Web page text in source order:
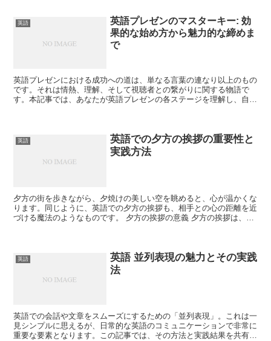
英語
英語プレゼンのマスターキー: 効
果的な始め方から魅力的な締めま
で
英語プレゼンにおける成功への道は、単なる言葉の連なり以上のもの
です。それは情熱、理解、そして視聴者との繋がりに関する物語で
す。本記事では、あなたが英語プレゼンの各ステージを理解し、自信
英語
英語での夕方の挨拶の重要性と
実践方法
夕方の街を歩きながら、夕焼けの美しい空を眺めると、心が温かくな
ります。同じように、英語での夕方の挨拶も、相手との心の距離を近
づける魔法のようなものです。 夕方の挨拶の意義 夕方の挨拶は、一
英語
英語 並列表現の魅力とその実践
法
英語での会話や文章をスムーズにするための「並列表現」。これは一
見シンプルに思えるが、日常的な英語のコミュニケーションで非常に
重要な要素となります。この記事では、その方法と実践結果を共有し